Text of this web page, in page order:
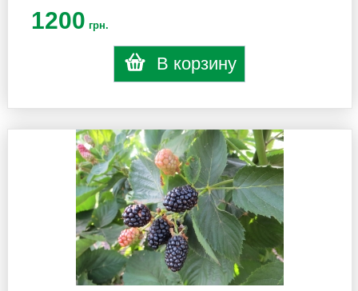
1200 грн.
В корзину